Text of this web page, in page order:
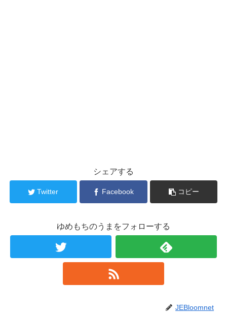
シェアする
Twitter Facebook コピー
ゆめもちのうまをフォローする
JEBloomnet